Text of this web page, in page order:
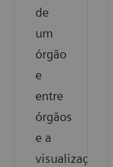
de
um
órgão
e
entre
órgãos
e a
visualização